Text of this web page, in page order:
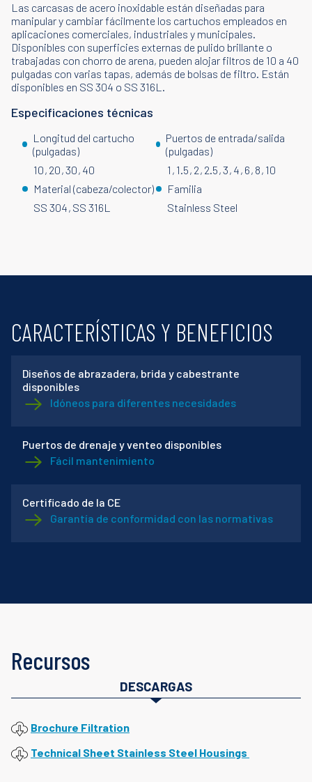
Las carcasas de acero inoxidable están diseñadas para
manipular y cambiar fácilmente los cartuchos empleados en
aplicaciones comerciales, industriales y municipales.
Disponibles con superficies externas de pulido brillante o
trabajadas con chorro de arena, pueden alojar filtros de 10 a 40
pulgadas con varias tapas, además de bolsas de filtro. Están
disponibles en SS 304 o SS 316L.
Especificaciones técnicas
Longitud del cartucho
(pulgadas)
10 20 30 40
Puertos de entrada/salida
(pulgadas)
1 1.5 2 2.5 3 4 6 8 10
Material (cabeza/colector)
SS 304 SS 316L
Familia
Stainless Steel
CARACTERÍSTICAS Y BENEFICIOS
Diseños de abrazadera, brida y cabestrante
disponibles
Idóneos para diferentes necesidades
Puertos de drenaje y venteo disponibles
Fácil mantenimiento
Certificado de la CE
Garantía de conformidad con las normativas
Recursos
DESCARGAS
Brochure Filtration
Technical Sheet Stainless Steel Housings